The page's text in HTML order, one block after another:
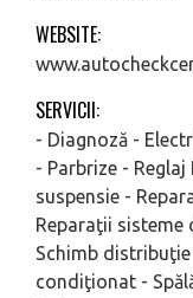
WEBSITE:
SERVICII:
- Diagnoză -
- Parbrize -
suspensie -
Reparaţii sisteme
Schimb distribuţie
condiţionat -